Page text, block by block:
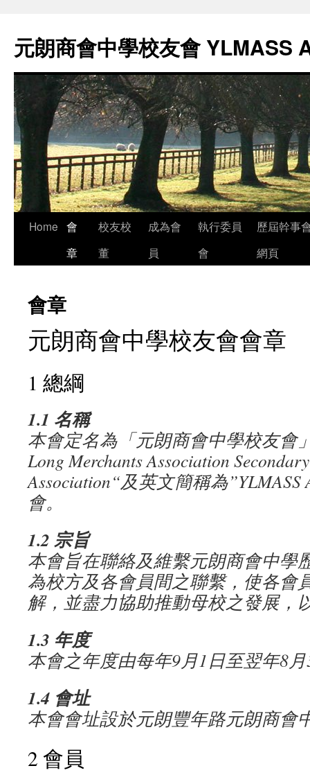
元朗商會中學校友會 YLMASS
Skip
Home 會
章
校友校
董
成為會
員
執行委員
會
歷屆幹事
網頁
會章
元朗商會中學校友會會章
1 總綱
1.1 名稱
本會定名為「元朗商會中學校友會
Long Merchants Association
Association“及英文簡稱為”YLMASS
會。
1.2宗旨
本會旨在聯絡及維繫元朗商會中學
為校方及各會員間之聯繫，使各會
解，並盡力協助推動母校之發展，
1.3 年度
本會之年度由每年9月1日至翌年8月
1.4 會址
本會會址設於元朗豐年路元朗商會
2 會員